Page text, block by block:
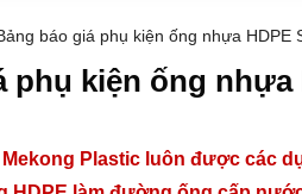
báo giá phụ kiện ống nhựa HDPE
phụ kiện ống
Plastic luôn được các